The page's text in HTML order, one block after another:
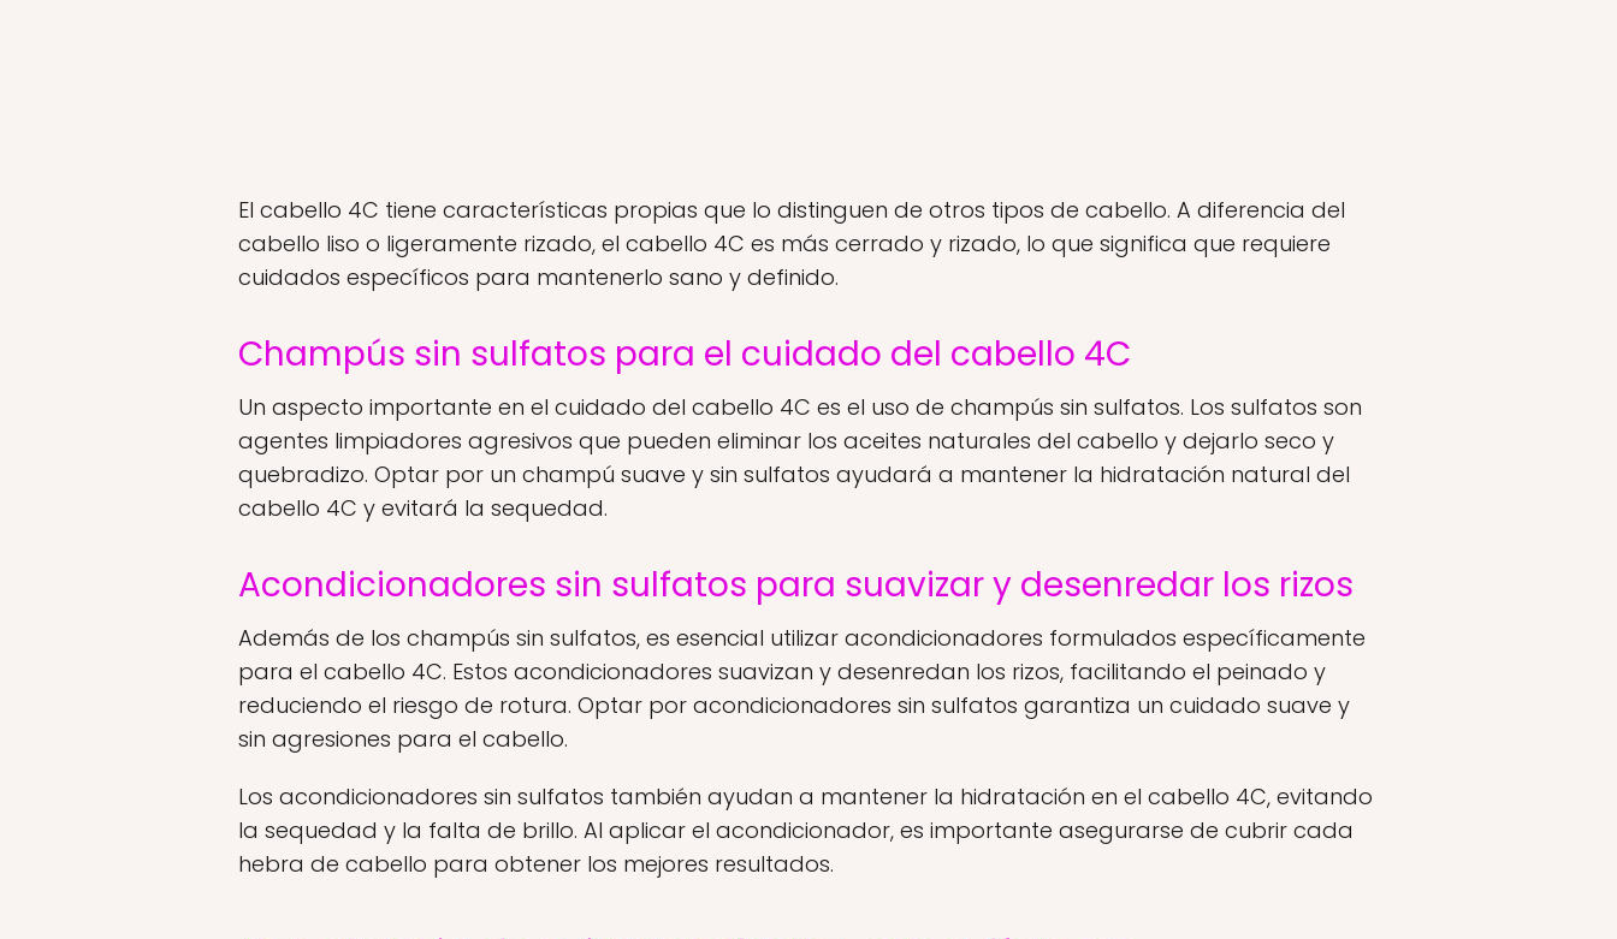
El cabello 4C tiene características propias que lo distinguen de otros tipos de cabello. A diferencia del
cabello liso o ligeramente rizado, el cabello 4C es más cerrado y rizado, lo que significa que requiere
cuidados específicos para mantenerlo sano y definido.
Champús sin sulfatos para el cuidado del cabello 4C
Un aspecto importante en el cuidado del cabello 4C es el uso de champús sin sulfatos. Los sulfatos son
agentes limpiadores agresivos que pueden eliminar los aceites naturales del cabello y dejarlo seco y
quebradizo. Optar por un champú suave y sin sulfatos ayudará a mantener la hidratación natural del
cabello 4C y evitará la sequedad.
Acondicionadores sin sulfatos para suavizar y desenredar los rizos
Además de los champús sin sulfatos, es esencial utilizar acondicionadores formulados específicamente
para el cabello 4C. Estos acondicionadores suavizan y desenredan los rizos, facilitando el peinado y
reduciendo el riesgo de rotura. Optar por acondicionadores sin sulfatos garantiza un cuidado suave y
sin agresiones para el cabello.
Los acondicionadores sin sulfatos también ayudan a mantener la hidratación en el cabello 4C, evitando
la sequedad y la falta de brillo. Al aplicar el acondicionador, es importante asegurarse de cubrir cada
hebra de cabello para obtener los mejores resultados.